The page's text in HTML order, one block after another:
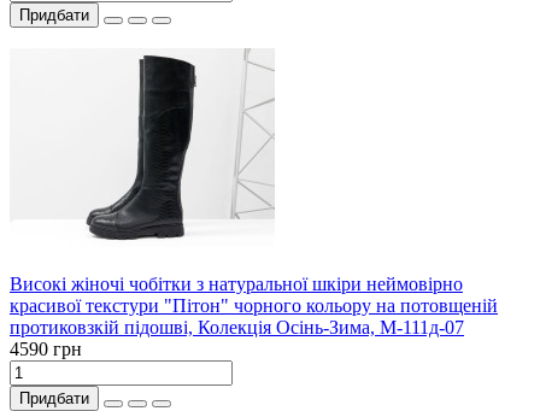
Придбати
Високі жіночі чобітки з натуральної шкіри неймовірно
красивої текстури "Пітон" чорного кольору на потовщеній
протиковзкій підошві, Колекція Осінь-Зима, М-111д-07
4590 грн
Придбати